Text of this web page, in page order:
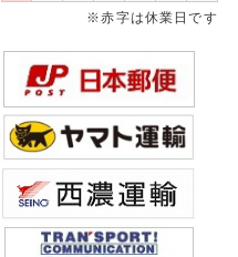
※赤字は休業日です